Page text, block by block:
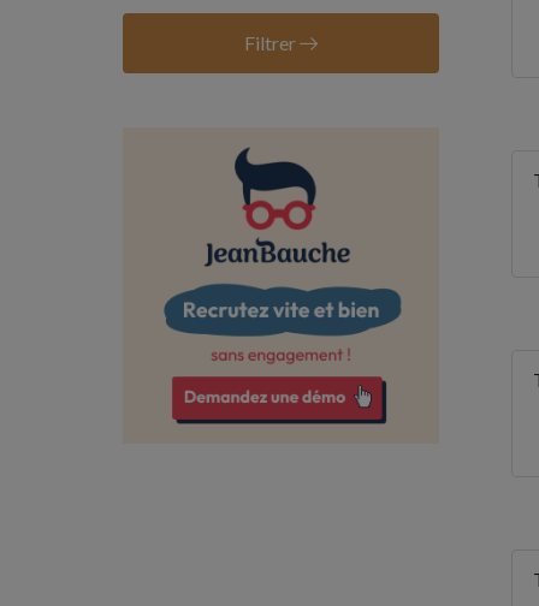
Bas-Rhin
Calvados
Charente
Charente-Maritime
Corrèze
Filtrer